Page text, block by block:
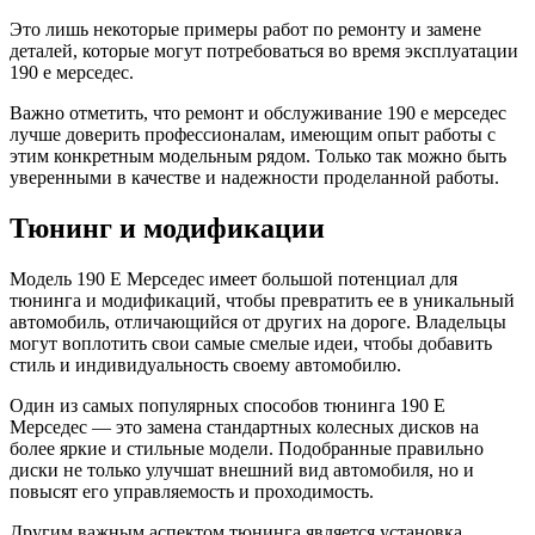
Это лишь некоторые примеры работ по ремонту и замене
деталей, которые могут потребоваться во время эксплуатации
190 е мерседес.
Важно отметить, что ремонт и обслуживание 190 е мерседес
лучше доверить профессионалам, имеющим опыт работы с
этим конкретным модельным рядом. Только так можно быть
уверенными в качестве и надежности проделанной работы.
Тюнинг и модификации
Модель 190 Е Мерседес имеет большой потенциал для
тюнинга и модификаций, чтобы превратить ее в уникальный
автомобиль, отличающийся от других на дороге. Владельцы
могут воплотить свои самые смелые идеи, чтобы добавить
стиль и индивидуальность своему автомобилю.
Один из самых популярных способов тюнинга 190 Е
Мерседес — это замена стандартных колесных дисков на
более яркие и стильные модели. Подобранные правильно
диски не только улучшат внешний вид автомобиля, но и
повысят его управляемость и проходимость.